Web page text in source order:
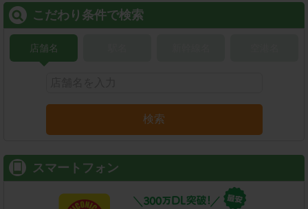
こだわり条件で検索
店舗名
検索
スマートフォン